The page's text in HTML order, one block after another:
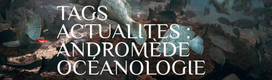
TAGS
ACTUALITES :
ANDROMÈDE
OCÉANOLOGIE